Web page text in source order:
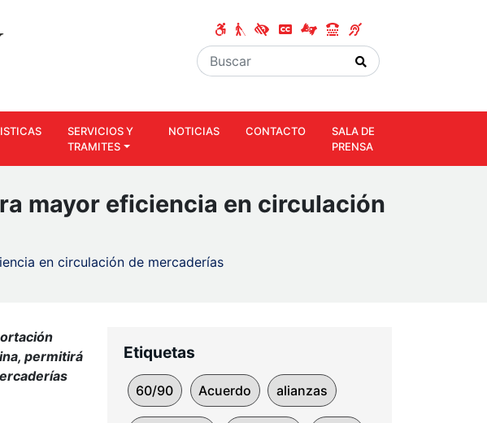
SERVICIOS Y
TRAMITES
NOTICIAS CONTACTO
SALA DE
PRENSA
mayor eficiencia en circulación
en circulación de mercaderías
permitirá
Etiquetas
60/90 Acuerdo alianzas